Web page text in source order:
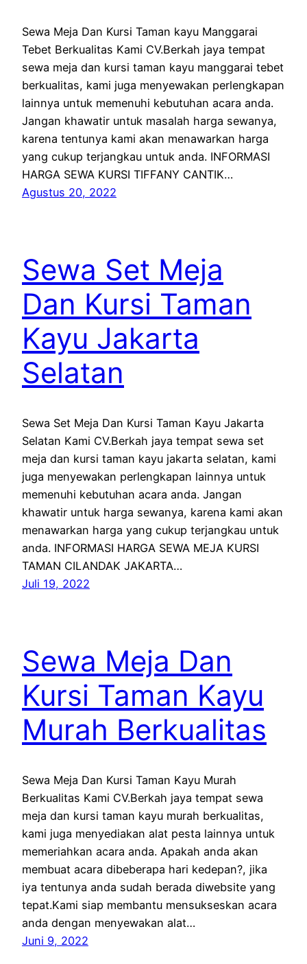
Sewa Meja Dan Kursi Taman kayu Manggarai
Tebet Berkualitas Kami CV.Berkah jaya tempat
sewa meja dan kursi taman kayu manggarai tebet
berkualitas, kami juga menyewakan perlengkapan
lainnya untuk memenuhi kebutuhan acara anda.
Jangan khawatir untuk masalah harga sewanya,
karena tentunya kami akan menawarkan harga
yang cukup terjangkau untuk anda. INFORMASI
HARGA SEWA KURSI TIFFANY CANTIK…
Agustus 20, 2022
Sewa Set Meja
Dan Kursi Taman
Kayu Jakarta
Selatan
Sewa Set Meja Dan Kursi Taman Kayu Jakarta
Selatan Kami CV.Berkah jaya tempat sewa set
meja dan kursi taman kayu jakarta selatan, kami
juga menyewakan perlengkapan lainnya untuk
memenuhi kebutuhan acara anda. Jangan
khawatir untuk harga sewanya, karena kami akan
menawarkan harga yang cukup terjangkau untuk
anda. INFORMASI HARGA SEWA MEJA KURSI
TAMAN CILANDAK JAKARTA…
Juli 19, 2022
Sewa Meja Dan
Kursi Taman Kayu
Murah Berkualitas
Sewa Meja Dan Kursi Taman Kayu Murah
Berkualitas Kami CV.Berkah jaya tempat sewa
meja dan kursi taman kayu murah berkualitas,
kami juga menyediakan alat pesta lainnya untuk
memeriahkan acara anda. Apakah anda akan
membuat acara dibeberapa hari kedepan?, jika
iya tentunya anda sudah berada diwebsite yang
tepat.Kami siap membantu mensukseskan acara
anda dengan menyewakan alat…
Juni 9, 2022